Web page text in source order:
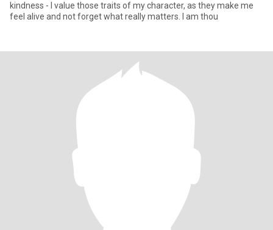
kindness - I value those traits of my character, as they make me
feel alive and not forget what really matters. I am thou